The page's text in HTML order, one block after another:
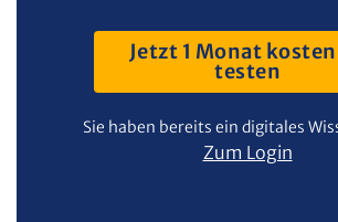
Jetzt 1 Monat
testen
Sie haben bereits ein digitales
Zum Login